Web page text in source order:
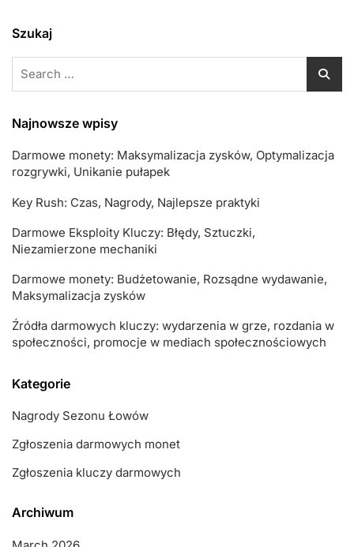
Szukaj
Najnowsze wpisy
Darmowe monety: Maksymalizacja zysków, Optymalizacja
rozgrywki, Unikanie pułapek
Key Rush: Czas, Nagrody, Najlepsze praktyki
Darmowe Eksploity Kluczy: Błędy, Sztuczki,
Niezamierzone mechaniki
Darmowe monety: Budżetowanie, Rozsądne wydawanie,
Maksymalizacja zysków
Źródła darmowych kluczy: wydarzenia w grze, rozdania w
społeczności, promocje w mediach społecznościowych
Kategorie
Nagrody Sezonu Łowów
Zgłoszenia darmowych monet
Zgłoszenia kluczy darmowych
Archiwum